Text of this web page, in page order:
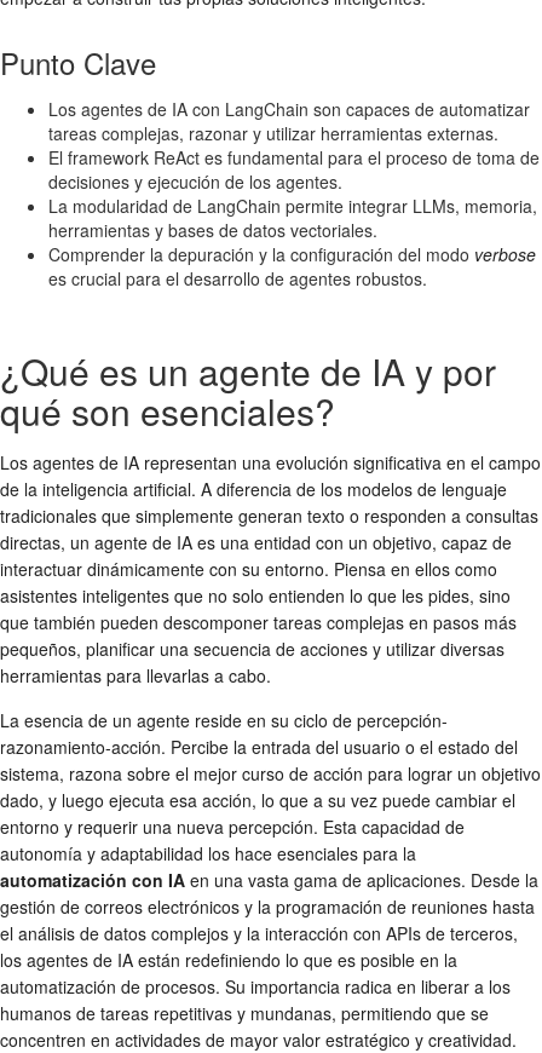
Punto Clave
Los agentes de IA con LangChain son capaces de automatizar
tareas complejas, razonar y utilizar herramientas externas.
El framework ReAct es fundamental para el proceso de toma de
decisiones y ejecución de los agentes.
La modularidad de LangChain permite integrar LLMs, memoria,
herramientas y bases de datos vectoriales.
Comprender la depuración y la configuración del modo verbose
es crucial para el desarrollo de agentes robustos.
¿Qué es un agente de IA y por
qué son esenciales?
Los agentes de IA representan una evolución significativa en el campo
de la inteligencia artificial. A diferencia de los modelos de lenguaje
tradicionales que simplemente generan texto o responden a consultas
directas, un agente de IA es una entidad con un objetivo, capaz de
interactuar dinámicamente con su entorno. Piensa en ellos como
asistentes inteligentes que no solo entienden lo que les pides, sino
que también pueden descomponer tareas complejas en pasos más
pequeños, planificar una secuencia de acciones y utilizar diversas
herramientas para llevarlas a cabo.
La esencia de un agente reside en su ciclo de percepción-
razonamiento-acción. Percibe la entrada del usuario o el estado del
sistema, razona sobre el mejor curso de acción para lograr un objetivo
dado, y luego ejecuta esa acción, lo que a su vez puede cambiar el
entorno y requerir una nueva percepción. Esta capacidad de
autonomía y adaptabilidad los hace esenciales para la
automatización con IA en una vasta gama de aplicaciones. Desde la
gestión de correos electrónicos y la programación de reuniones hasta
el análisis de datos complejos y la interacción con APIs de terceros,
los agentes de IA están redefiniendo lo que es posible en la
automatización de procesos. Su importancia radica en liberar a los
humanos de tareas repetitivas y mundanas, permitiendo que se
concentren en actividades de mayor valor estratégico y creatividad.